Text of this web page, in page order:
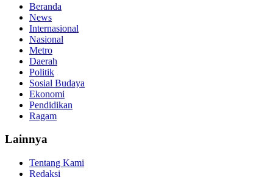
Beranda
News
Internasional
Nasional
Metro
Daerah
Politik
Sosial Budaya
Ekonomi
Pendidikan
Ragam
Lainnya
Tentang Kami
Redaksi